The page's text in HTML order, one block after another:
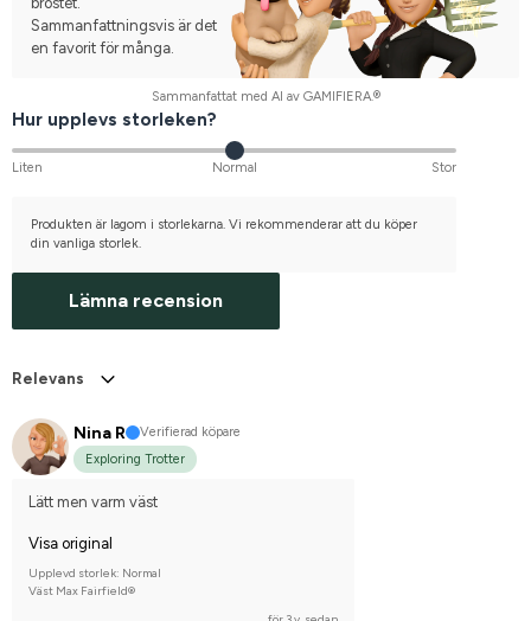
Sammanfattningsvis är det
en favorit för många.
Sammanfattat med AI av GAMIFIERA.®
Hur upplevs storleken?
Liten Normal Stor
Produkten är lagom i storlekarna. Vi rekommenderar att du köper
din vanliga storlek.
Lämna recension
Relevans
Nina R
Verifierad köpare
Exploring Trotter
Lätt men varm väst
Visa original
Upplevd storlek: Normal
Väst Max Fairfield®